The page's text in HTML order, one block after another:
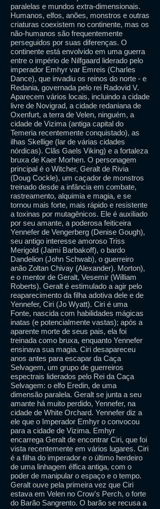
paralelas e mundos extra-dimensionais.
Humanos, elfos, anões, monstros e outras
criaturas coexistem no continente, mas os
não-humanos são frequentemente
perseguidos por suas diferenças. O
continente está envolvido em uma guerra
entre o império de Nilfgaard liderado pelo
imperador Emhyr var Emreis (Charles
Dance), que invadiu os reinos do norte - e
Redania, governada pelo rei Radovid V.
Aparecem vários locais, incluindo a cidade
livre de Novigrad, a cidade redaniana de
Oxenfurt, a terra de Velen, ninguém, a
cidade de Vizima (antiga capital do
Temeria recentemente conquistado), as
ilhas Skellige (lar de várias cidades
nórdicas). Clãs Gaels Viking) e a fortaleza
bruxa de Kaer Morhen. O personagem
principal é o Witcher, Geralt de Rivia
(Doug Cockle), um caçador de monstros
treinado desde a infância em combate,
rastreamento, alquimia e magia, e se
tornou mais forte, mais rápido e resistente
a toxinas por mutagênicos. Ele é auxiliado
por seu amante, a poderosa feiticeira
Yennefer de Vengerberg (Denise Gough),
seu antigo interesse amoroso Triss
Merigold (Jaimi Barbakoff), o bardo
Dandelion (John Schwab), o guerreiro
anão Zoltan Chivay (Alexander). Morton),
e o mentor de Geralt, Vesemir (William
Roberts). Geralt é estimulado a agir pelo
reaparecimento da filha adotiva dele e de
Yennefer, Ciri (Jo Wyatt). Ciri é uma
Fonte, nascida com habilidades mágicas
inatas (e potencialmente vastas); após a
aparente morte de seus pais, ela foi
treinada como bruxa, enquanto Yennefer
ensinava sua magia. Ciri desapareceu
anos antes para escapar da Caça
Selvagem, um grupo de guerreiros
espectrais liderados pelo Rei da Caça
Selvagem: o elfo Eredin, de uma
dimensão paralela. Geralt se junta a seu
amante há muito perdido, Yennefer, na
cidade de White Orchard. Yennefer diz a
ele que o Imperador Emhyr o convocou
para a cidade de Vizima. Emhyr
encarrega Geralt de encontrar Ciri, que foi
vista recentemente em vários lugares. Ciri
é a filha do imperador e o último herdeiro
de uma linhagem élfica antiga, com o
poder de manipular o espaço e o tempo.
Geralt ouve pela primeira vez que Ciri
estava em Velen no Crow's Perch, o forte
do Barão Sangrento. O barão se recusa a